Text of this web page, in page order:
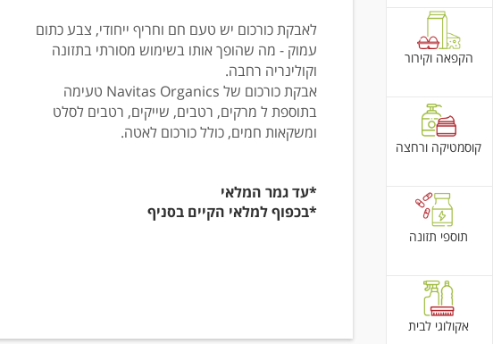
הקפאה וקירור
קוסמטיקה ורחצה
תוספי תזונה
אקולוגי לבית
לאבקת כורכום יש טעם חם וחריף ייחודי, צבע כתום
עמוק - מה שהופך אותו בשימוש מסורתי בתזונה
וקולינריה רחבה.
אבקת כורכום של Navitas Organics טעימה
בתוספת ל מרקים, רטבים, שייקים, רטבים לסלט
ומשקאות חמים, כולל כורכום לאטה.
*עד גמר המלאי
*בכפוף למלאי הקיים בסניף